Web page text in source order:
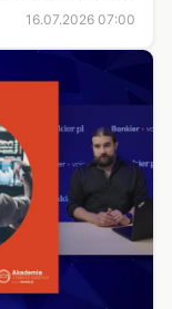
Analiza danych
16.07.2026 07:00